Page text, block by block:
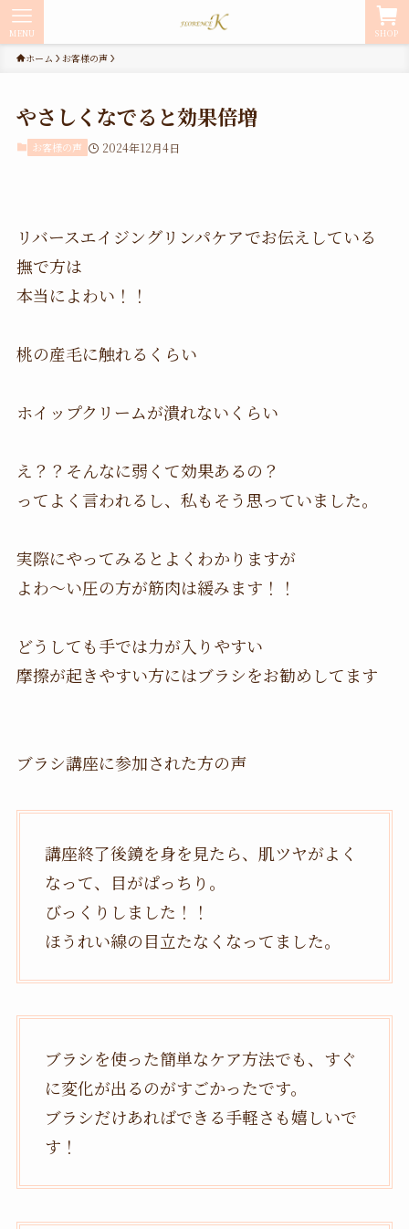
SHOP
MENU
ホーム お客様の声
やさしくなでると効果倍増
お客様の声 2024年12月4日
リバースエイジングリンパケアでお伝えしている
撫で方は
本当によわい！！
桃の産毛に触れるくらい
ホイップクリームが潰れないくらい
え？？そんなに弱くて効果あるの？
ってよく言われるし、私もそう思っていました。
実際にやってみるとよくわかりますが
よわ〜い圧の方が筋肉は緩みます！！
どうしても手では力が入りやすい
摩擦が起きやすい方にはブラシをお勧めしてます
ブラシ講座に参加された方の声
講座終了後鏡を身を見たら、肌ツヤがよく
なって、目がぱっちり。
びっくりしました！！
ほうれい線の目立たなくなってました。
ブラシを使った簡単なケア方法でも、すぐ
に変化が出るのがすごかったです。
ブラシだけあればできる手軽さも嬉しいで
す！